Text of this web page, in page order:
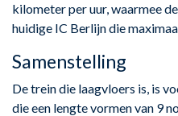
kilometer per uur, waarmee
huidige IC Berlijn die
Samenstelling
De trein die laagvloers is, is
die een lengte vormen van 9